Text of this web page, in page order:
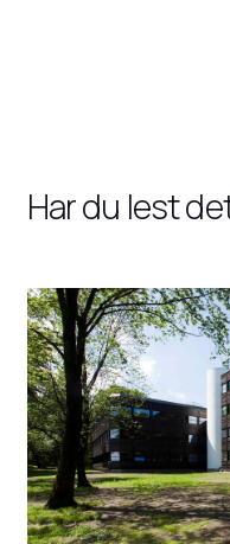
Har du lest